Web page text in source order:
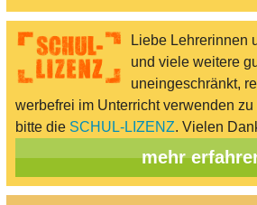
Liebe Lehrerinnen
und viele weitere
uneingeschränkt,
werbefrei im Unterricht verwenden
bitte die SCHUL-LIZENZ. Vielen
mehr